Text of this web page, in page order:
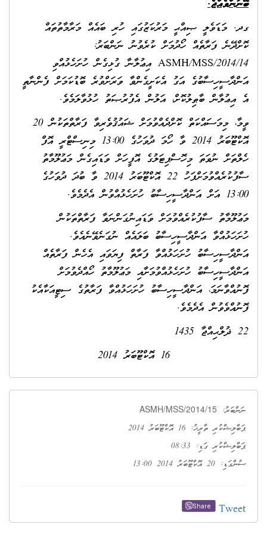
ބޭނުންވެއްޖެ.
ގދ. މަޑަވެލީ ޞިއްޙީ މަރުކަޒުގައި ހުރި ބައެއް މަރާމާތުތައް
ކޮށްދޭނެ ފަރާތެއް ހޯދުމަށް ކުރެވުނު ނަންބަރު:
ASMH/MSS/2014/14 އިޢުލާނާ ގުޅިގެން ހުށަހެޅުއްވި
އަންދާސީހިސާބުގެ އަގު އެކަށީގެންވާ ވަރަށްވުރެ ބޮޑުކަމަށް ފެންނާތީ
އެ އިޢުލާން ބާޠިލުކޮށް، އަލުން އެފުރުޞަތު ހުޅުވާލަމެވެ.
ވީމާ، މިމަސައްކަތް ކޮށްދެއްވުމަށް ޝައުޤުވެރިވާ ފަރާތްތަކުން 20
އޮކްޓޫބަރު 2014 ވާ ހޯމަ ދުވަހުގެ 13:00 މިނިސްޓްރީ އޮފް
ހެލްތަށް ނުވަތަ މިހޮސްޕިޓަލުގެ އޮފީހަށް ވަޑައިގެން މަޢުލޫމާތު
ސާފުކުރެއްވުމަށްފަހު 22 އޮކްޓޫބަރު 2014 ވާ ބުދަ ދުވަހުގެ
13:00 އަށް އަންދާސީހިސާބު ހުށަހެޅުއްވުން އެދެމެވެ.
މަޢުލޫމާތު ސާފުކުރެއްވުމަށް ވަޑައިނުގަންނަވާ ފަރާތްތަކުން
ހުށަހަޅުއްވާ އަންދާސީހިސާބު ބަލައެއް ނުގަނެވޭނެއެވެ.
އަންދާސީހިސާބު ހުށަހަޅުއްވާ ފަރާތް ފިޔަވައި އެހެން ފަރާތެއް
އަންދާސީހިސާބު ހުށަހެޅުއްވުމަށާއި މަޢުލޫމާތު ހޯއްދެވުމަށް
ފޮނުއްވާނަމަ، އަންދާސީހިސާބު ހުށަހަޅުއްވާ ފަރާތުގެ ސިޓީއަކާއެކު
ފޮނުއްވެވުން އެދެމެވެ.
22 ޛުލްޙިއްޖާ 1435
16 އޮކްޓޫބަރު 2014
ނަންބަރު: ASMH/MSS/2014/15
ޕަބްލިޝްކުރި ތާރީޚު: 16 އޮކްޓޫބަރު 2014
ޕަބްލިޝްކުރި ގަޑި: 08:33
ސުންގަޑި: 20 އޮކްޓޫބަރު 2014 13:00
Tweet
Share